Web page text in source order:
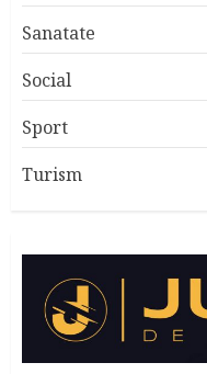
Sanatate
Social
Sport
Turism